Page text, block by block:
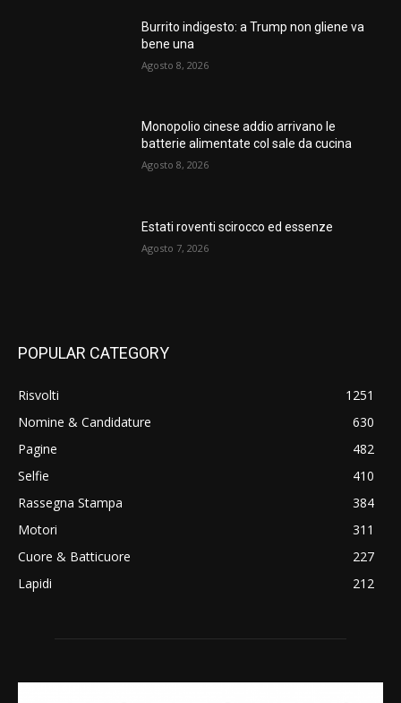
Burrito indigesto: a Trump non gliene va
bene una
Agosto 8, 2026
Monopolio cinese addio arrivano le
batterie alimentate col sale da cucina
Agosto 8, 2026
Estati roventi scirocco ed essenze
Agosto 7, 2026
POPULAR CATEGORY
Risvolti
1251
Nomine & Candidature
630
Pagine
482
Selfie
410
Rassegna Stampa
384
Motori
311
Cuore & Batticuore
227
Lapidi
212